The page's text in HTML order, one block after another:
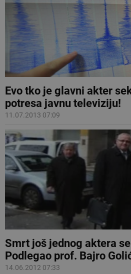
Evo tko je glavni akter
potresa javnu televiziju!
11.07.2013 07:09
Smrt još jednog aktera
Podlegao prof. Bajro
14.06.2012 07:33